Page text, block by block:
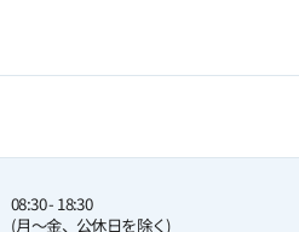
08:30 - 18:30
(月～金、公休日を除く)